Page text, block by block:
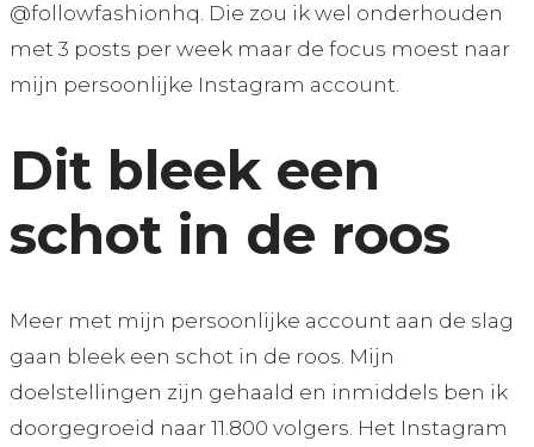
@followfashionhq. Die zou ik wel onderhouden
met 3 posts per week maar de focus moest naar
mijn persoonlijke Instagram account.
Dit bleek een
schot in de roos
Meer met mijn persoonlijke account aan de slag
gaan bleek een schot in de roos. Mijn
doelstellingen zijn gehaald en inmiddels ben ik
doorgegroeid naar 11.800 volgers. Het Instagram